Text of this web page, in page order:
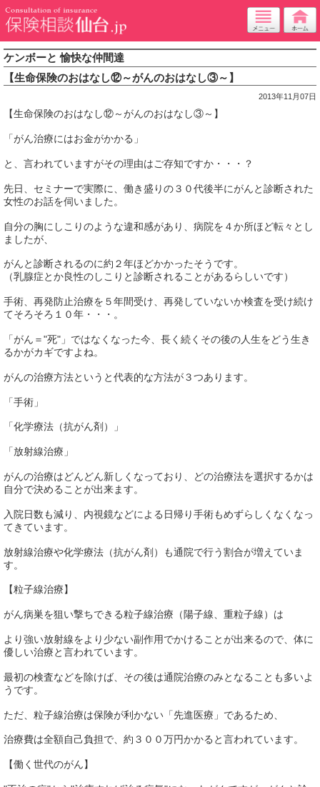
ケンボーと 愉快な仲間達
【生命保険のおはなし⑫～がんのおはなし③～】
2013年11月07日
【生命保険のおはなし⑫～がんのおはなし③～】
「がん治療にはお金がかかる」
と、言われていますがその理由はご存知ですか・・・？
先日、セミナーで実際に、働き盛りの３０代後半にがんと診断された
女性のお話を伺いました。
自分の胸にしこりのような違和感があり、病院を４か所ほど転々とし
ましたが、
がんと診断されるのに約２年ほどかかったそうです。
（乳腺症とか良性のしこりと診断されることがあるらしいです）
手術、再発防止治療を５年間受け、再発していないか検査を受け続け
てそろそろ１０年・・・。
「がん＝"死"」ではなくなった今、長く続くその後の人生をどう生き
るかがカギですよね。
がんの治療方法というと代表的な方法が３つあります。
「手術」
「化学療法（抗がん剤）」
「放射線治療」
がんの治療はどんどん新しくなっており、どの治療法を選択するかは
自分で決めることが出来ます。
入院日数も減り、内視鏡などによる日帰り手術もめずらしくなくなっ
てきています。
放射線治療や化学療法（抗がん剤）も通院で行う割合が増えていま
す。
【粒子線治療】
がん病巣を狙い撃ちできる粒子線治療（陽子線、重粒子線）は
より強い放射線をより少ない副作用でかけることが出来るので、体に
優しい治療と言われています。
最初の検査などを除けば、その後は通院治療のみとなることも多いよ
うです。
ただ、粒子線治療は保険が利かない「先進医療」であるため、
治療費は全額自己負担で、約３００万円かかると言われています。
【働く世代のがん】